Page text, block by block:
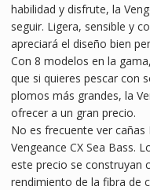
habilidad y disfrute, la
seguir. Ligera, sensible y
apreciará el diseño bien
Con 8 modelos en la
que si quieres pescar con
plomos más grandes, la
ofrecer a un gran precio.
No es frecuente ver cañas
Vengeance CX Sea Bass.
este precio se construyan
rendimiento de la fibra de